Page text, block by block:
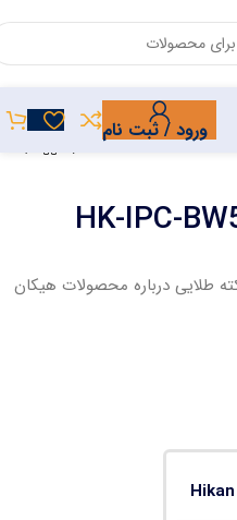
ورود / ثبت نام
می باشد.نکته طلایی درباره محصولات هیکان
Hikan